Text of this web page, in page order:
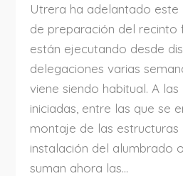
Utrera ha adelantado
de preparación del recinto
están ejecutando desde
delegaciones varias
viene siendo habitual. A
iniciadas, entre las que se
montaje de las
instalación del alumbrado
suman ahora las...